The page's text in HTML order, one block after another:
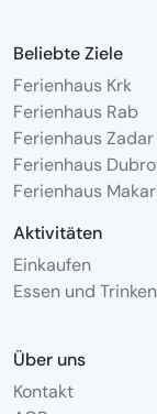
Beliebte Ziele
Ferienhaus Krk
Ferienhaus Rab
Ferienhaus Zadar
Ferienhaus
Ferienhaus
Aktivitäten
Einkaufen
Essen und Trinken
Über uns
Kontakt